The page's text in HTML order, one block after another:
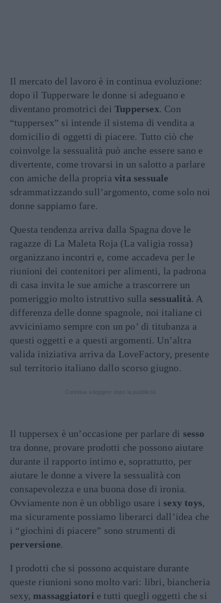
Il mercato del lavoro è in continua evoluzione:
dopo il Tupperware le donne si adeguano e
diventano promotrici dei Tuppersex. Con
“tuppersex” si intende il sistema di vendita a
domicilio di oggetti di piacere. Tutto ciò che
coinvolge la sessualità può anche essere sano e
divertente, come trovarsi in un salotto a parlare
con amiche della propria vita sessuale
sdrammatizzando sull’argomento, come solo noi
donne sappiamo fare.
Questa tendenza arriva dalla Spagna dove le
ragazze di La Maleta Roja (La valigia rossa)
organizzano incontri e, come accadeva per le
riunioni dei contenitori per alimenti, la padrona
di casa invita le sue amiche a trascorrere un
pomeriggio molto istruttivo sulla sessualità. A
differenza delle donne spagnole, noi italiane ci
avviciniamo sempre con un po’ di titubanza a
questi oggetti e a questi argomenti. Un’altra
valida iniziativa arriva da LoveFactory, presente
sul territorio italiano dallo scorso giugno.
Il tuppersex è un’occasione per parlare di sesso
tra donne, provare prodotti che possono aiutare
durante il rapporto intimo e, soprattutto, per
aiutare le donne a vivere la sessualità con
consapevolezza e una buona dose di ironia.
Ovviamente non è un obbligo usare i sexy toys,
ma sicuramente possiamo liberarci dall’idea che
i “giochini di piacere” sono strumenti di
perversione.
I prodotti che si possono acquistare durante
queste riunioni sono molto vari: libri, biancheria
sexy, massaggiatori e tutti quegli oggetti che si